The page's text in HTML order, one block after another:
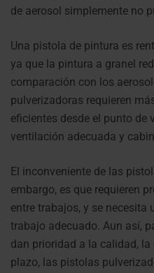
de aerosol simplemente no
Una pistola de pintura es
ya que la pintura a granel
comparación con los
pulverizadoras requieren
eficientes desde el punto
ventilación adecuada y
El inconveniente de las
embargo, es que requieren
entre trabajos, y se necesita
trabajo adecuado. Aun así,
dan prioridad a la calidad,
plazo, las pistolas